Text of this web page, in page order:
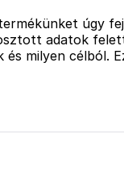
úgy
adatok
és milyen